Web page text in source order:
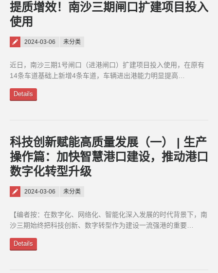
提质增效！南沙三期闸口扩建项目投入
使用
Posted on
2024-03-06 未分类
近日，南沙三期1号闸口（进港闸口）扩建项目投入使用，在原有
14条车道基础上新增4条车道，车辆进出港能力明显提高…
Details
科技创新赋能高质量发展（一） | 生产
操作篇：加快智慧港口建设，推动港口
数字化转型升级
Posted on
2024-03-06 未分类
【编者按：在数字化、网络化、智能化深入发展的时代背景下，南
沙三期始终把科技创新、数字转型作为建设一流强港的重要…
Details